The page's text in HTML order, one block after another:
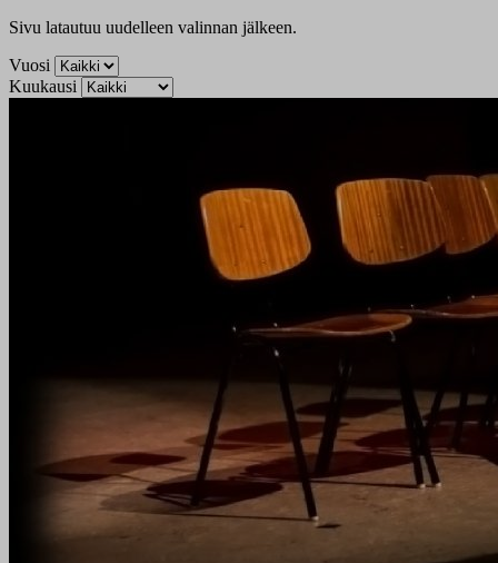
Sivu latautuu uudelleen valinnan jälkeen.
Vuosi
Kuukausi